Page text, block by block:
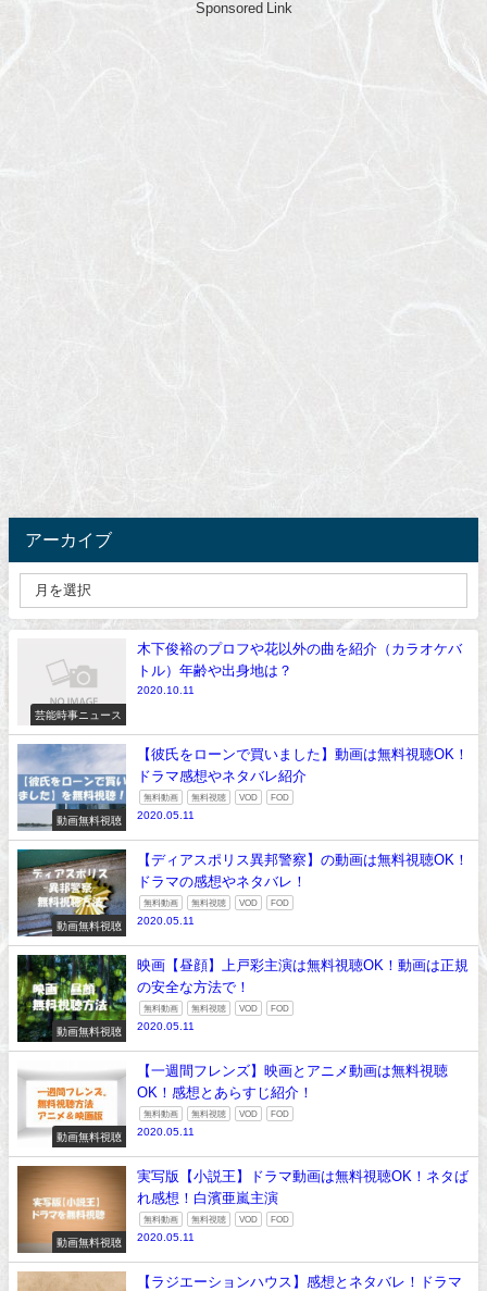
Sponsored Link
アーカイブ
芸能時事ニュース
木下俊裕のプロフや花以外の曲を紹介（カラオケバ
トル）年齢や出身地は？
2020.10.11
動画無料視聴
【彼氏をローンで買いました】動画は無料視聴OK！
ドラマ感想やネタバレ紹介
無料動画 無料視聴 VOD FOD
2020.05.11
動画無料視聴
【ディアスポリス異邦警察】の動画は無料視聴OK！
ドラマの感想やネタバレ！
無料動画 無料視聴 VOD FOD
2020.05.11
動画無料視聴
映画【昼顔】上戸彩主演は無料視聴OK！動画は正規
の安全な方法で！
無料動画 無料視聴 VOD FOD
2020.05.11
動画無料視聴
【一週間フレンズ】映画とアニメ動画は無料視聴
OK！感想とあらすじ紹介！
無料動画 無料視聴 VOD FOD
2020.05.11
動画無料視聴
実写版【小説王】ドラマ動画は無料視聴OK！ネタば
れ感想！白濱亜嵐主演
無料動画 無料視聴 VOD FOD
2020.05.11
【ラジエーションハウス】感想とネタバレ！ドラマ